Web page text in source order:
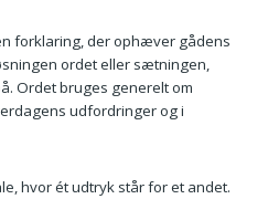
forklaring, der ophæver gådens
ordet eller sætningen,
Ordet bruges generelt om
udfordringer og i
hvor ét udtryk står for et andet.